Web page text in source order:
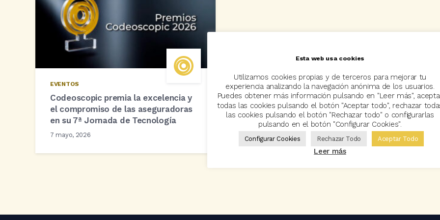
EVENTOS
Codeoscopic premia la excelencia y
el compromiso de las aseguradoras
en su 7ª Jornada de Tecnología
7 mayo, 2026
Esta web usa cookies
Utilizamos cookies propias y de terceros para mejorar tu
experiencia analizando la navegación anónima de los usuarios.
Puedes obtener más información pulsando en "Leer más",
todas las cookies pulsando el botón "Aceptar todo", rechazar
las cookies pulsando el botón "Rechazar todo" o configurarlas
pulsando en el botón "Configurar Cookies".
Configurar Cookies Rechazar Todo Aceptar Todo
Leer más